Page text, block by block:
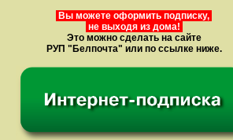
Вы можете оформить подписку,
не выходя из дома!
Это можно сделать на сайте
РУП "Белпочта" или по ссылке ниже.